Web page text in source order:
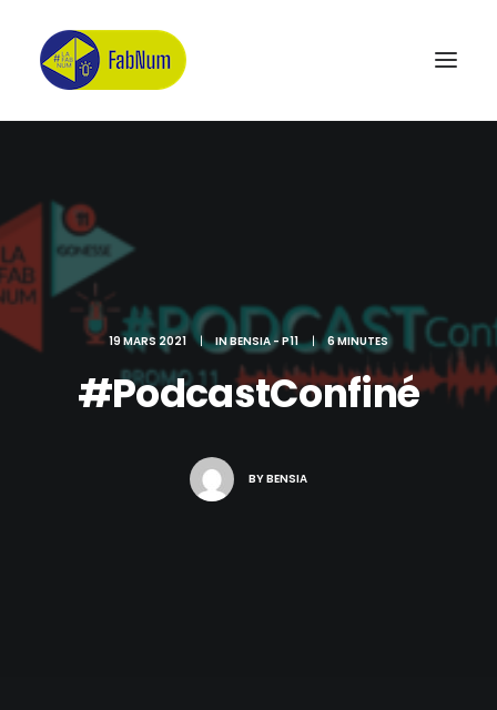
19 MARS 2021 | INBENSIA - P11 | 6 MINUTES
#PodcastConfiné
BYBENSIA